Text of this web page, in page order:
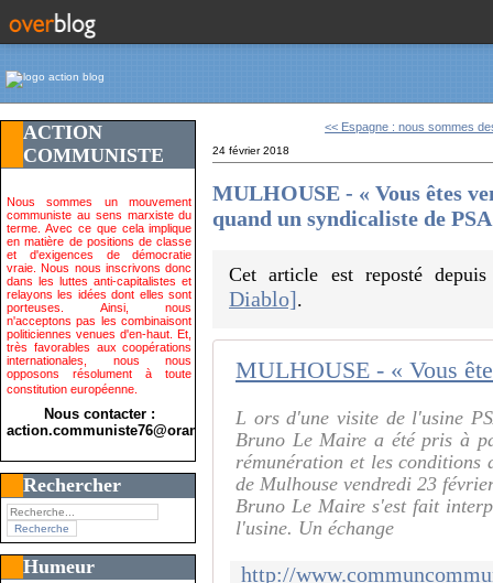
ACTION
COMMUNISTE
Nous sommes un mouvement
communiste au sens marxiste du
terme. Avec ce que cela implique
en matière de positions de classe
et d'exigences de démocratie
vraie. Nous nous inscrivons donc
dans les luttes anti-capitalistes et
relayons les idées dont elles sont
porteuses. Ainsi, nous
n'acceptons pas les combinaisont
politiciennes venues d'en-haut. Et,
très favorables aux coopérations
internationales, nous nous
opposons résolument à toute
constitution européenne.
Nous contacter :
action.communiste76@orange.fr>
Rechercher
Humeur
<< Espagne : nous sommes
24 février 2018
MULHOUSE - « Vous êtes
quand un syndicaliste de
Cet article est reposté
Diablo].
L ors d'une visite de l'usine
Bruno Le Maire a été pris à
rémunération et les conditions
de Mulhouse vendredi 23
Bruno Le Maire s'est fait
l'usine. Un échange